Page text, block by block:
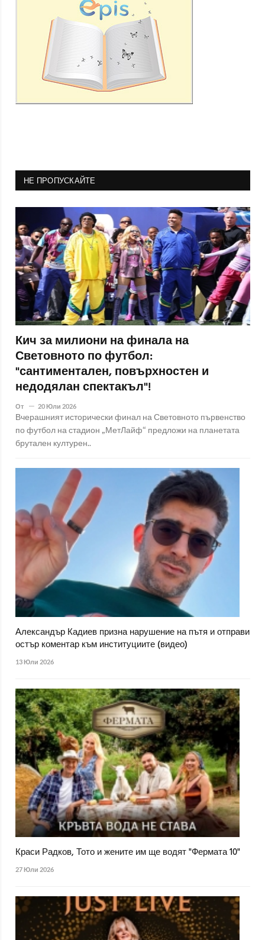
НЕ ПРОПУСКАЙТЕ
Кич за милиони на финала на
Световното по футбол:
"сантиментален, повърхностен и
недодялан спектакъл"!
От 20 Юли 2026
Вчерашният исторически финал на Световното първенство
по футбол на стадион „МетЛайф“ предложи на планетата
брутален културен..
Александър Кадиев призна нарушение на пътя и отправи
остър коментар към институциите (видео)
13 Юли 2026
Краси Радков, Тото и жените им ще водят "Фермата 10"
27 Юли 2026